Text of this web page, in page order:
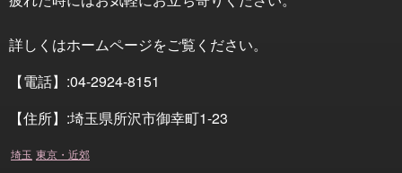
詳しくはホームページをご覧ください。
【電話】:04-2924-8151
【住所】:埼玉県所沢市御幸町1-23
埼玉 東京・近郊